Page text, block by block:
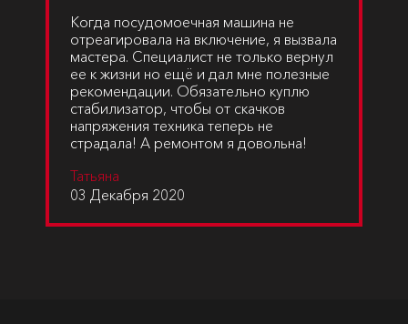
Когда посудомоечная машина не
отреагировала на включение, я вызвала
мастера. Специалист не только вернул
ее к жизни но ещё и дал мне полезные
рекомендации. Обязательно куплю
стабилизатор, чтобы от скачков
напряжения техника теперь не
страдала! А ремонтом я довольна!
Татьяна
03 Декабря 2020